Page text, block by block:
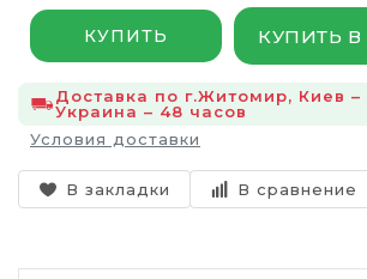
КУПИТЬ КУПИТЬ В
Доставка по г.Житомир, Киев –
Украина – 48 часов
Условия доставки
В закладки В сравнение